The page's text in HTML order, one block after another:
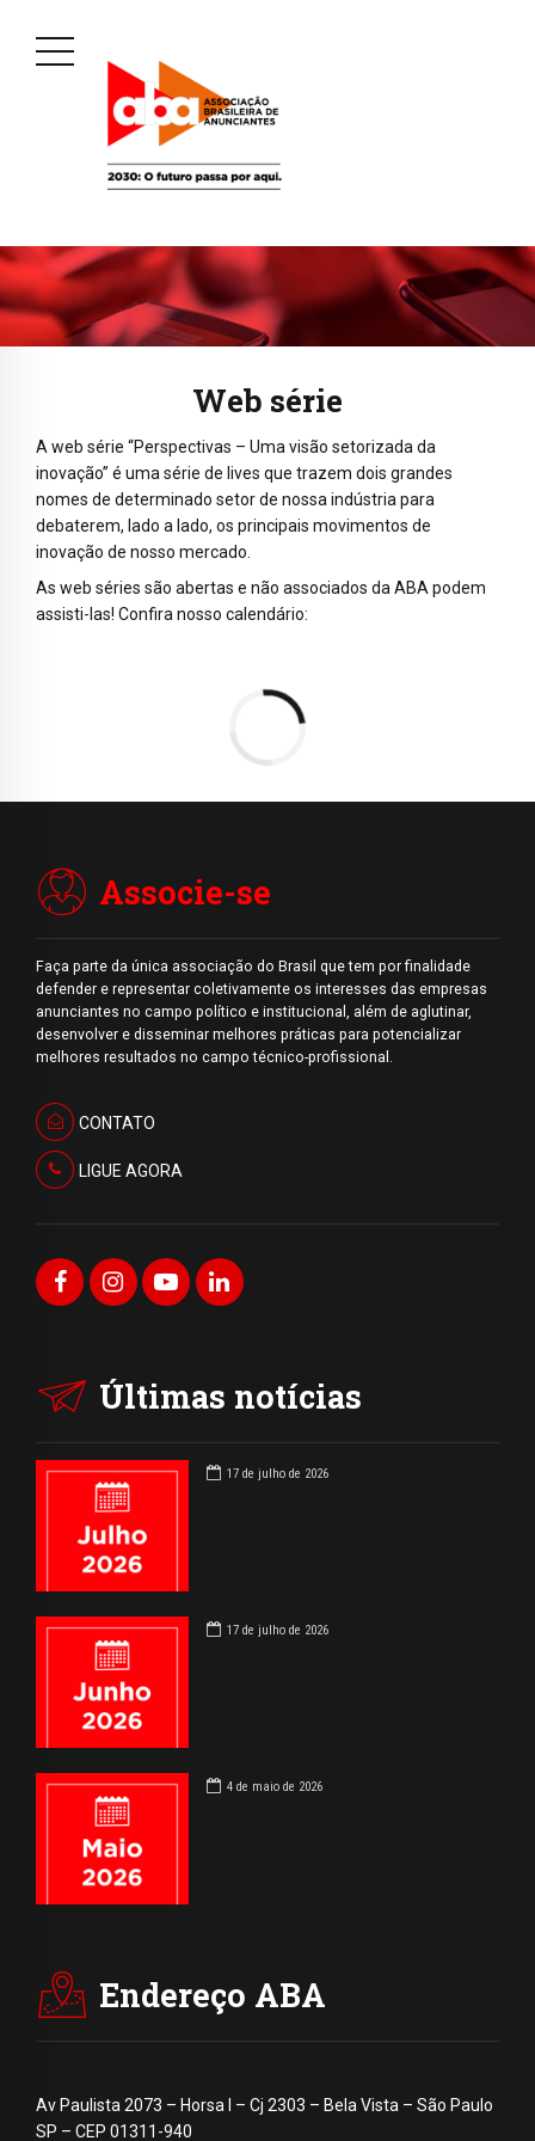
Web série
A web série “Perspectivas – Uma visão setorizada da
inovação” é uma série de lives que trazem dois grandes
nomes de determinado setor de nossa indústria para
debaterem, lado a lado, os principais movimentos de
inovação de nosso mercado.
As web séries são abertas e não associados da ABA podem
assisti-las! Confira nosso calendário:
Associe-se
Faça parte da única associação do Brasil que tem por finalidade
defender e representar coletivamente os interesses das empresas
anunciantes no campo político e institucional, além de aglutinar,
desenvolver e disseminar melhores práticas para potencializar
melhores resultados no campo técnico-profissional.
CONTATO
LIGUE AGORA
Últimas notícias
17 de julho de 2026
17 de julho de 2026
4 de maio de 2026
Endereço ABA
Av Paulista 2073 – Horsa I – Cj 2303 – Bela Vista – São Paulo
SP – CEP 01311-940